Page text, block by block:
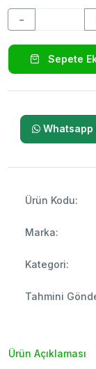
−
Sepete
Whatsapp
Ürün Kodu:
Marka:
Kategori:
Tahmini
Ürün Açıklaması